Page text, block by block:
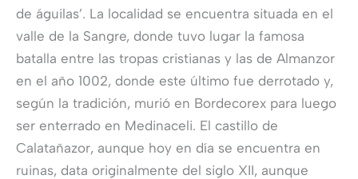
de águilas’. La localidad se encuentra situada en el
valle de la Sangre, donde tuvo lugar la famosa
batalla entre las tropas cristianas y las de Almanzor
en el año 1002, donde este último fue derrotado y,
según la tradición, murió en Bordecorex para luego
ser enterrado en Medinaceli. El castillo de
Calatañazor, aunque hoy en día se encuentra en
ruinas, data originalmente del siglo XII, aunque